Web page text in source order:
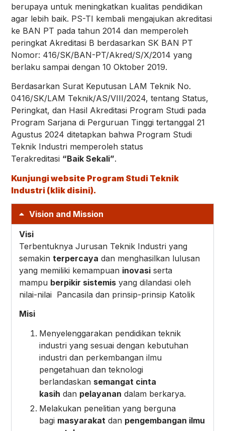
berupaya untuk meningkatkan kualitas pendidikan
agar lebih baik. PS-TI kembali mengajukan akreditasi
ke BAN PT pada tahun 2014 dan memperoleh
peringkat Akreditasi B berdasarkan SK BAN PT
Nomor: 416/SK/BAN-PT/Akred/S/X/2014 yang
berlaku sampai dengan 10 Oktober 2019.
Berdasarkan Surat Keputusan LAM Teknik No.
0416/SK/LAM Teknik/AS/VIII/2024, tentang Status,
Peringkat, dan Hasil Akreditasi Program Studi pada
Program Sarjana di Perguruan Tinggi tertanggal 21
Agustus 2024 ditetapkan bahwa Program Studi
Teknik Industri memperoleh status
Terakreditasi “Baik Sekali”.
Kunjungi website Program Studi Teknik
Industri (klik disini).
Vision and Mission
Visi
Terbentuknya Jurusan Teknik Industri yang
semakinterpercaya dan menghasilkan lulusan
yang memiliki kemampuan inovasi serta
mampu berpikir sistemis yang dilandasi oleh
nilai-nilai Pancasila dan prinsip-prinsip Katolik
Misi
Menyelenggarakan pendidikan teknik
industri yang sesuai dengan kebutuhan
industri dan perkembangan ilmu
pengetahuan dan teknologi
berlandaskan semangat cinta
kasih dan pelayanan dalam berkarya.
Melakukan penelitian yang berguna
bagi masyarakat dan pengembangan ilmu